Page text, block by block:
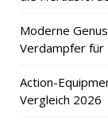
Moderne
Verdampfer
Action-
Vergleich 2026